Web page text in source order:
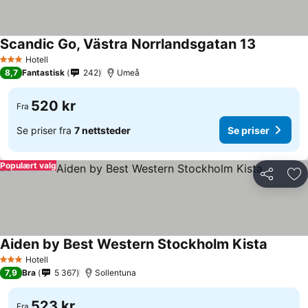
3 StjernerHotell
Scandic Go, Västra Norrlandsgatan 13
8,7 Fantastisk 242 Umeå
Fra 520 kr
Se priser fra 7 nettsteder Se priser
Del
Populært valg
3 StjernerHotell
Aiden by Best Western Stockholm Kista
7,9 Bra 5 367 Sollentuna
Fra